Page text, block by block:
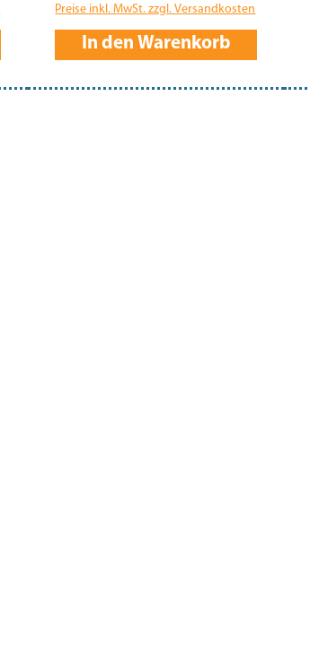
Preise inkl. MwSt. zzgl. Versandkosten
In den Warenkorb